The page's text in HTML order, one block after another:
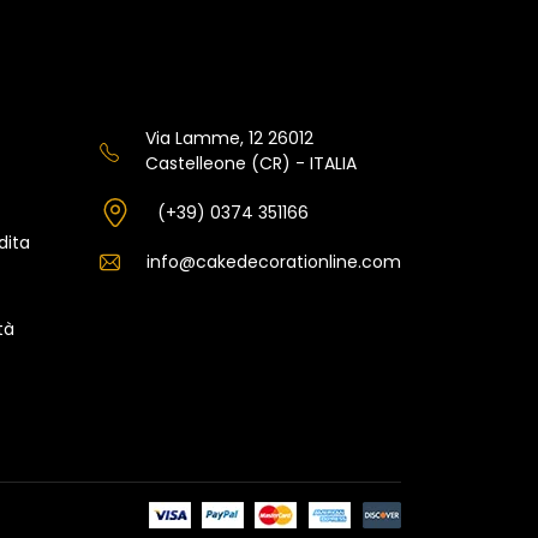
Via Lamme, 12 26012
Castelleone (CR) - ITALIA
(+39) 0374 351166
info@cakedecorationline.com